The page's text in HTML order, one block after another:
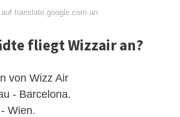
translate.google.com an
fliegt Wizzair an?
von Wizz Air
- Barcelona.
Wien.